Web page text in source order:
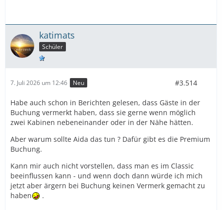
katimats
Schüler
7. Juli 2026 um 12:46 Neu #3.514
Habe auch schon in Berichten gelesen, dass Gäste in der
Buchung vermerkt haben, dass sie gerne wenn möglich
zwei Kabinen nebeneinander oder in der Nähe hätten.
Aber warum sollte Aida das tun ? Dafür gibt es die Premium
Buchung.
Kann mir auch nicht vorstellen, dass man es im Classic
beeinflussen kann - und wenn doch dann würde ich mich
jetzt aber ärgern bei Buchung keinen Vermerk gemacht zu
haben
.